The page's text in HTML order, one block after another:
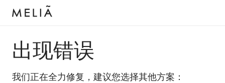
出现错误
我们正在全力修复，建议您选择其他方案：